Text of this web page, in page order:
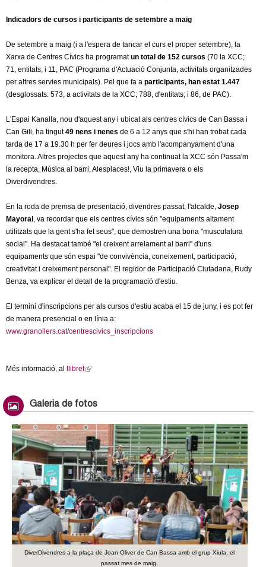
Indicadors de cursos i participants de setembre a maig
De setembre a maig (i a l'espera de tancar el curs el proper setembre), la
Xarxa de Centres Cívics ha programatun total de 152 cursos (70 la XCC;
71, entitats; i 11, PAC (Programa d'Actuació Conjunta, activitats organitzades
per altres servies municipals). Pel que fa a participants, han estat 1.447
(desglossats: 573, a activitats de la XCC; 788, d'entitats; i 86, de PAC).
L'Espai Kanalla, nou d'aquest any i ubicat als centres cívics de Can Bassa i
Can Gili, ha tingut49 nens i nenes de 6 a 12 anys que s'hi han trobat cada
tarda de 17 a 19.30 h per fer deures i jocs amb l'acompanyament d'una
monitora. Altres projectes que aquest any ha continuat la XCC són Passa'm
la recepta, Música al barri, Alesplaces!, Viu la primavera o els
Diverdivendres.
En la roda de premsa de presentació, divendres passat, l'alcalde, Josep
Mayoral , va recordar que els centres cívics són "equipaments altament
utilitzats que la gent s'ha fet seus", que demostren una bona "musculatura
social". Ha destacat també "el creixent arrelament al barri" d'uns
equipaments que són espai "de convivència, coneixement, participació,
creativitat i creixement personal". El regidor de Participació Ciutadana, Rudy
Benza, va explicar el detall de la programació d'estiu.
El termini d'inscripcions per als cursos d'estiu acaba el 15 de juny, i es pot fer
de manera presencial o en línia a:
www.granollers.cat/centrescivics_inscripcions
Més informació, al llibret(
n
i
s
e
x
t
e
r
n
a
l
)
Galeria de fotos
DiverDivendres a la plaça de Joan Oliver de Can Bassa amb el grup Xiula, el
passat mes de maig.